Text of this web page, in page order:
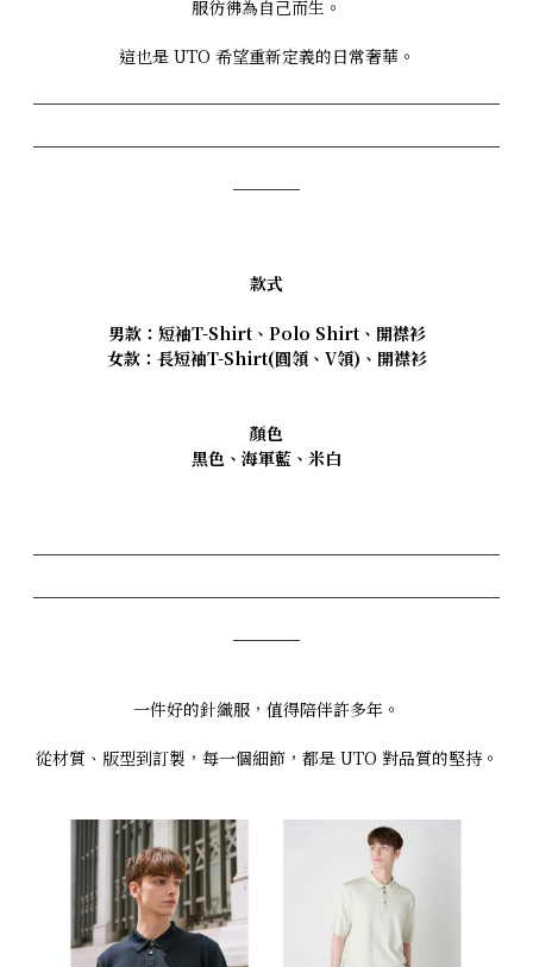
服彷彿為自己而生。
這也是 UTO 希望重新定義的日常奢華。
款式
男款：短袖T-Shirt、Polo Shirt、開襟衫
女款：長短袖T-Shirt(圓領、V領)、開襟衫
顏色
黑色、海軍藍、米白
一件好的針織服，值得陪伴許多年。
從材質、版型到訂製，每一個細節，都是 UTO 對品質的堅持。